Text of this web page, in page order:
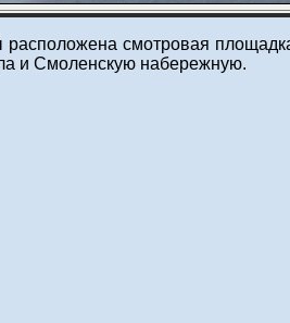
расположена смотровая
и Смоленскую набережную.